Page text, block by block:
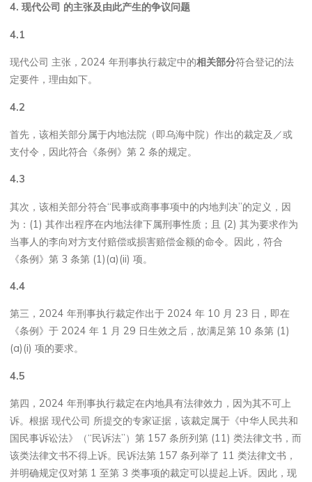
4.现代公司 的主张及由此产生的争议问题
4.1
现代公司 主张，2024 年刑事执行裁定中的相关部分符合登记的法
定要件，理由如下。
4.2
首先，该相关部分属于内地法院（即乌海中院）作出的裁定及／或
支付令，因此符合《条例》第 2 条的规定。
4.3
其次，该相关部分符合“民事或商事事项中的内地判决”的定义，因
为：(1) 其作出程序在内地法律下属刑事性质；且 (2) 其为要求作为
当事人的李向对方支付赔偿或损害赔偿金额的命令。因此，符合
《条例》第 3 条第 (1)(a)(ii) 项。
4.4
第三，2024 年刑事执行裁定作出于 2024 年 10 月 23 日，即在
《条例》于 2024 年 1 月 29 日生效之后，故满足第 10 条第 (1)
(a)(i) 项的要求。
4.5
第四，2024 年刑事执行裁定在内地具有法律效力，因为其不可上
诉。根据 现代公司 所提交的专家证据，该裁定属于《中华人民共和
国民事诉讼法》（“民诉法”）第 157 条所列第 (11) 类法律文书，而
该类法律文书不得上诉。民诉法第 157 条列举了 11 类法律文书，
并明确规定仅对第 1 至第 3 类事项的裁定可以提起上诉。因此，现